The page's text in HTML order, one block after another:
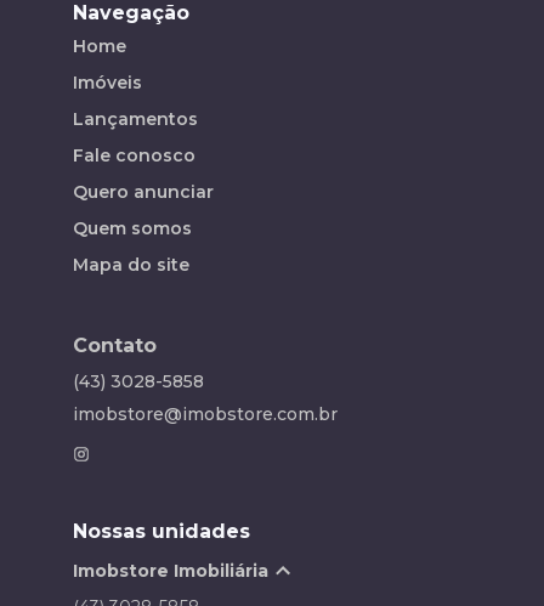
Navegação
Home
Imóveis
Lançamentos
Fale conosco
Quero anunciar
Quem somos
Mapa do site
Contato
(43) 3028-5858
imobstore@imobstore.com.br
Nossas unidades
Imobstore Imobiliária